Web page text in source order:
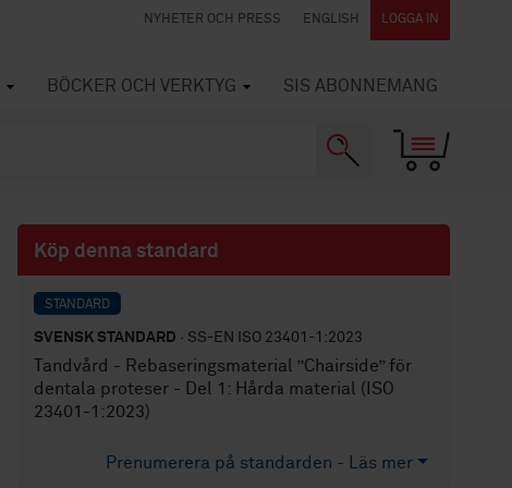
NYHETER OCH PRESS ENGLISH LOGGA IN
BÖCKER OCH VERKTYG SIS ABONNEMANG
Köp denna standard
STANDARD
SVENSK STANDARD · SS-EN ISO 23401-1:2023
Tandvård - Rebaseringsmaterial ”Chairside” för
dentala proteser - Del 1: Hårda material (ISO
23401-1:2023)
Prenumerera på standarden - Läs mer